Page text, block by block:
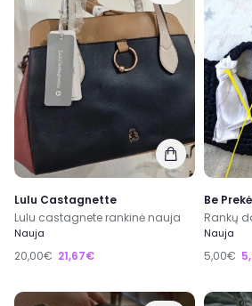
Lulu Castagnette
Lulu castagnete rankinė nauja
Nauja
20,00€ 21,67€
Be
Rankų
Nauja
5,00€